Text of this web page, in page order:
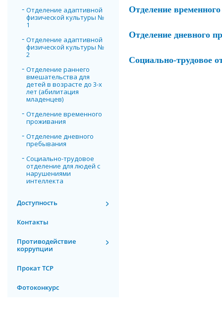
Отделение адаптивной
физической культуры №
1
Отделение адаптивной
физической культуры №
2
Отделение раннего
вмешательства для
детей в возрасте до 3-х
лет (абилитация
младенцев)
Отделение временного
проживания
Отделение дневного
пребывания
Социально-трудовое
отделение для людей с
нарушениями
интеллекта
Доступность
Контакты
Противодействие
коррупции
Прокат ТСР
Фотоконкурс
Отделение
Отделение дневного
Социально-трудовое